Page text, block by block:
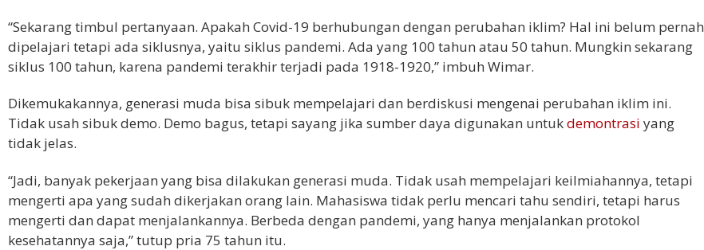
“Sekarang timbul pertanyaan. Apakah Covid-19 berhubungan dengan perubahan iklim? Hal ini belum pernah
dipelajari tetapi ada siklusnya, yaitu siklus pandemi. Ada yang 100 tahun atau 50 tahun. Mungkin sekarang
siklus 100 tahun, karena pandemi terakhir terjadi pada 1918-1920,” imbuh Wimar.
Dikemukakannya, generasi muda bisa sibuk mempelajari dan berdiskusi mengenai perubahan iklim ini.
Tidak usah sibuk demo. Demo bagus, tetapi sayang jika sumber daya digunakan untukdemontrasi yang
tidak jelas.
“Jadi, banyak pekerjaan yang bisa dilakukan generasi muda. Tidak usah mempelajari keilmiahannya, tetapi
mengerti apa yang sudah dikerjakan orang lain. Mahasiswa tidak perlu mencari tahu sendiri, tetapi harus
mengerti dan dapat menjalankannya. Berbeda dengan pandemi, yang hanya menjalankan protokol
kesehatannya saja,” tutup pria 75 tahun itu.